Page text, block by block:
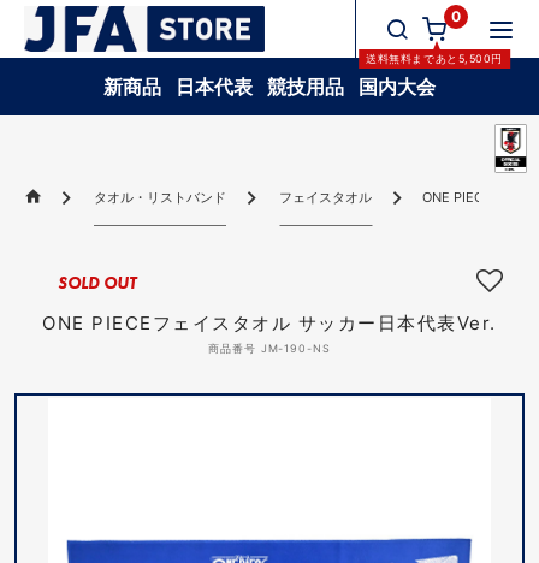
0
送料無料まであと 5,500円
新商品 日本代表 競技用品 国内大会
タオル・リストバンド フェイスタオル ONE PIECEフェイ
ONE PIECEフェイスタオル サッカー日本代表Ver.
商品番号 JM-190-NS
SOLD OUT